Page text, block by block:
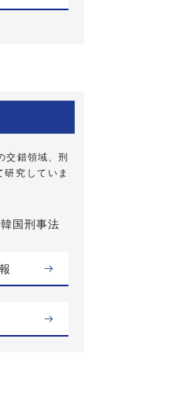
交錯領域、刑
究していま
国刑事法